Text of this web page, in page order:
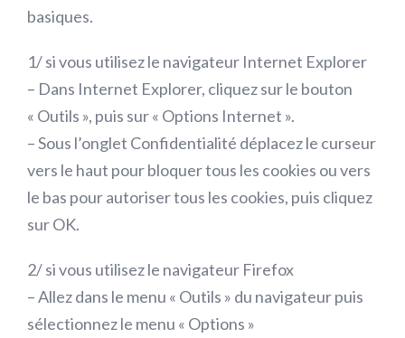
basiques.
1/ si vous utilisez le navigateur Internet Explorer
– Dans Internet Explorer, cliquez sur le bouton
« Outils », puis sur « Options Internet ».
– Sous l’onglet Confidentialité déplacez le curseur
vers le haut pour bloquer tous les cookies ou vers
le bas pour autoriser tous les cookies, puis cliquez
sur OK.
2/ si vous utilisez le navigateur Firefox
– Allez dans le menu « Outils » du navigateur puis
sélectionnez le menu « Options »